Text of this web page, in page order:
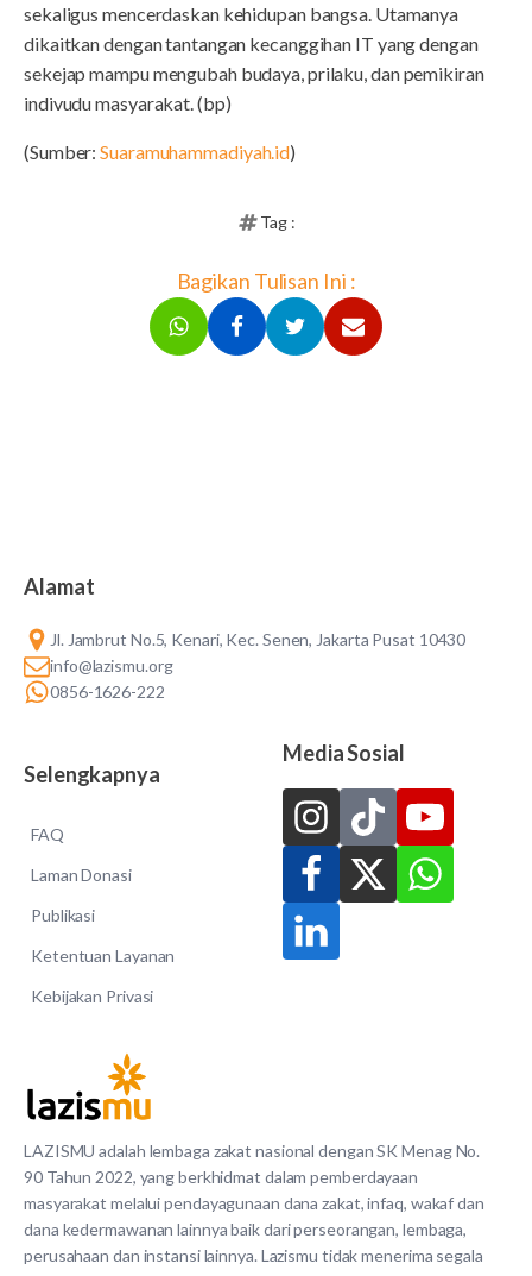
sekaligus mencerdaskan kehidupan bangsa. Utamanya
dikaitkan dengan tantangan kecanggihan IT yang dengan
sekejap mampu mengubah budaya, prilaku, dan pemikiran
indivudu masyarakat. (bp)
(Sumber:Suaramuhammadiyah.id)
Tag :
Bagikan Tulisan Ini :
LAZISMU adalah lembaga zakat nasional dengan SK Menag No.
90 Tahun 2022, yang berkhidmat dalam pemberdayaan
masyarakat melalui pendayagunaan dana zakat, infaq, wakaf dan
dana kedermawanan lainnya baik dari perseorangan, lembaga,
perusahaan dan instansi lainnya. Lazismu tidak menerima segala
Alamat
Jl. Jambrut No.5, Kenari, Kec. Senen, Jakarta Pusat 10430
info@lazismu.org
0856-1626-222
Selengkapnya
FAQ
Laman Donasi
Publikasi
Ketentuan Layanan
Kebijakan Privasi
Media Sosial